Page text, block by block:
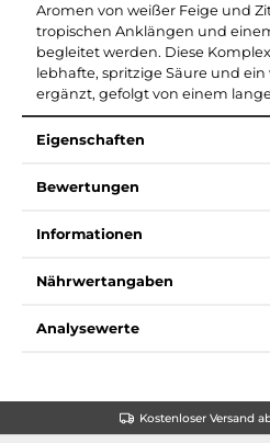
Aromen von weißer Feige und
tropischen Anklängen und
begleitet werden. Diese
lebhafte, spritzige Säure und
ergänzt, gefolgt von einem
Eigenschaften
Bewertungen
Informationen
Nährwertangaben
Analysewerte
Kostenloser Versand